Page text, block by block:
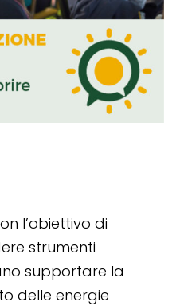
l’obiettivo di
strumenti
supportare la
delle energie